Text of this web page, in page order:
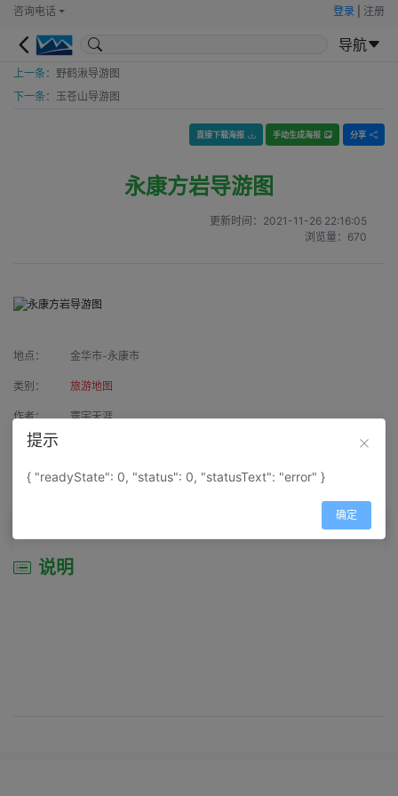
咨询电话 登录 注册
导航
上一条： 野鹤湫导游图
下一条： 玉苍山导游图
直接下载海报 手动生成海报 分享
永康方岩导游图
更新时间： 2021-11-26 22:16:05
浏览量： 670
地点： 金华市-永康市
类别： 旅游地图
作者： 寰宇天涯
来源：
属性： 地图属性： 地图类型-景区导游图
说明
提示
{ "readyState": 0, "status": 0, "statusText": "error" }
确定